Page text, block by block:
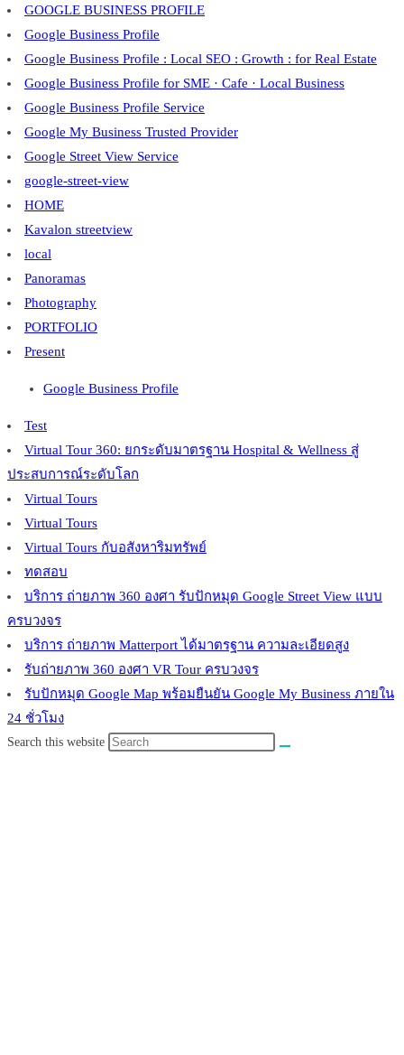
GOOGLE BUSINESS PROFILE
Google Business Profile
Google Business Profile : Local SEO : Growth : for Real Estate
Google Business Profile for SME · Cafe · Local Business
Google Business Profile Service
Google My Business Trusted Provider
Google Street View Service
google-street-view
HOME
Kavalon streetview
local
Panoramas
Photography
PORTFOLIO
Present
Google Business Profile
Test
Virtual Tour 360: ยกระดับมาตรฐาน Hospital & Wellness สู่
ประสบการณ์ระดับโลก
Virtual Tours
Virtual Tours
Virtual Tours กับอสังหาริมทรัพย์
ทดสอบ
บริการ ถ่ายภาพ 360 องศา รับปักหมุด Google Street View แบบ
ครบวงจร
บริการ ถ่ายภาพ Matterport ได้มาตรฐาน ความละเอียดสูง
รับถ่ายภาพ 360 องศา VR Tour ครบวงจร
รับปักหมุด Google Map พร้อมยืนยัน Google My Business ภายใน
24 ชั่วโมง
Search this website